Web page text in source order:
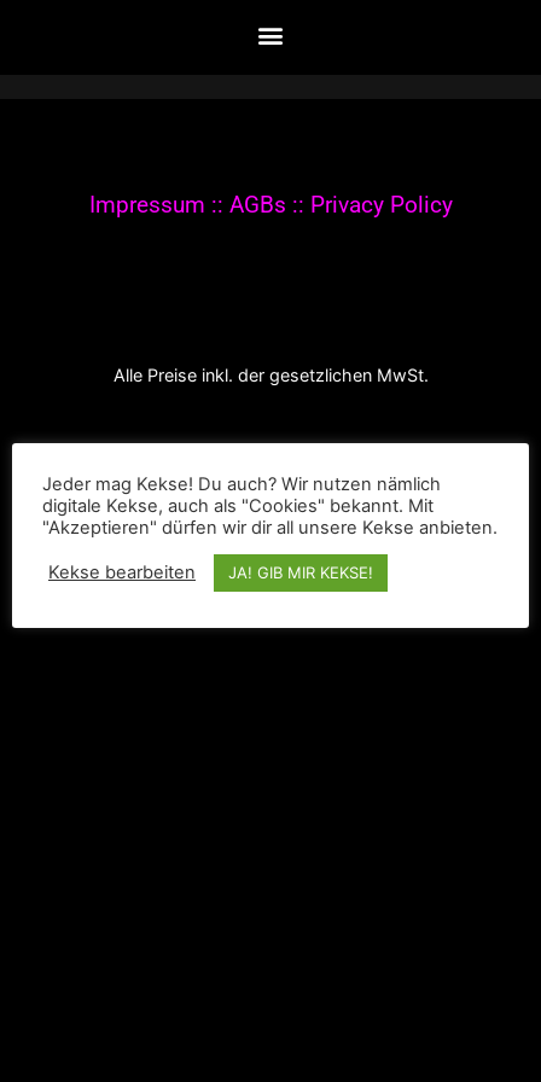
Impressum :: AGBs :: Privacy Policy
Alle Preise inkl. der gesetzlichen MwSt.
Jeder mag Kekse! Du auch? Wir nutzen nämlich
digitale Kekse, auch als "Cookies" bekannt. Mit
"Akzeptieren" dürfen wir dir all unsere Kekse anbieten.
Kekse bearbeiten JA! GIB MIR KEKSE!